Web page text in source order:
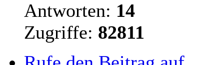
Antworten: 14
Zugriffe: 82811